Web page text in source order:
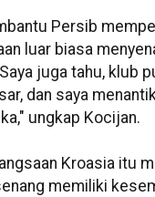
Persib
luar biasa
juga tahu, klub
dan saya
ungkap Kocijan.
Kroasia itu
memiliki